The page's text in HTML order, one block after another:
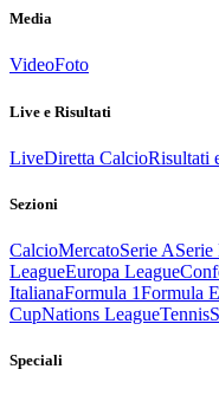
Media
VideoFoto
Live e Risultati
LiveDiretta CalcioRisultati
Sezioni
CalcioMercatoSerie ASerie
LeagueEuropa League
ItalianaFormula 1Formula E
CupNations LeagueTennis
Speciali